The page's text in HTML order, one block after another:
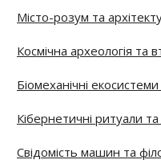
Місто-розум та
Космічна археологія та
Біомеханічні
Кібернетичні ритуали
Свідомість машин та